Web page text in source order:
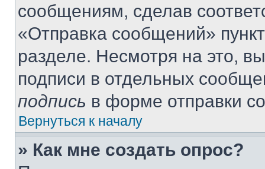
сообщениям, сделав
«Отправка сообщений»
разделе. Несмотря на это,
подписи в отдельных
подпись в форме отправки
Вернуться к началу
» Как мне создать опрос?